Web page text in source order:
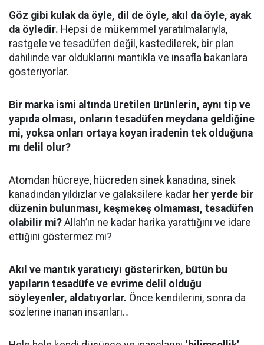
Göz gibi kulak da öyle, dil de öyle, akıl da öyle, ayak
da öyledir. Hepsi de mükemmel yaratılmalarıyla,
rastgele ve tesadüfen değil, kastedilerek, bir plan
dahilinde var olduklarını mantıkla ve insafla bakanlara
gösteriyorlar.
Bir marka ismi altında üretilen ürünlerin, aynı tip ve
yapıda olması, onların tesadüfen meydana geldiğine
mi, yoksa onları ortaya koyan iradenin tek olduğuna
mı delil olur?
Atomdan hücreye, hücreden sinek kanadına, sinek
kanadından yıldızlar ve galaksilere kadar her yerde bir
düzenin bulunması, keşmekeş olmaması, tesadüfen
olabilir mi? Allah’ın ne kadar harika yarattığını ve idare
ettiğini göstermez mi?
Akıl ve mantık yaratıcıyı gösterirken, bütün bu
yapıların tesadüfe ve evrime delil olduğu
söyleyenler, aldatıyorlar. Önce kendilerini, sonra da
sözlerine inanan insanları…